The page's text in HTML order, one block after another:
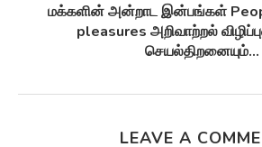
சுழல் விண்மீன் திரள்கள் Spiral
சுழல்களாக மாறுவதற்கு